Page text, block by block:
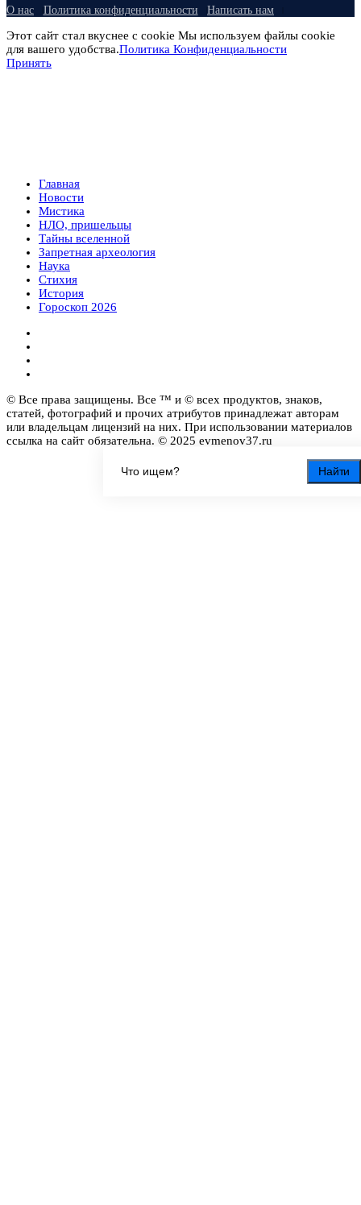
Найти
О нас Политика конфиденциальности Написать нам
Этот сайт стал вкуснее с cookie Мы используем файлы cookie
для вашего удобства.Политика Конфиденциальности
Принять
Главная
Новости
Мистика
НЛО, пришельцы
Тайны вселенной
Запретная археология
Наука
Стихия
История
Гороскоп 2026
© Все права защищены. Все ™ и © всех продуктов, знаков,
статей, фотографий и прочих атрибутов принадлежат авторам
или владельцам лицензий на них. При использовании материалов
ссылка на сайт обязательна. © 2025 evmenov37.ru